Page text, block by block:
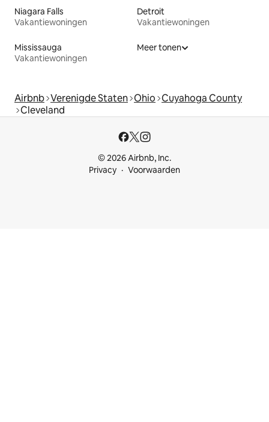
Niagara Falls
Vakantiewoningen
Detroit
Vakantiewoningen
Mississauga
Vakantiewoningen
Meer tonen
Airbnb Verenigde Staten Ohio Cuyahoga County
Cleveland
© 2026 Airbnb, Inc.
Privacy
Voorwaarden